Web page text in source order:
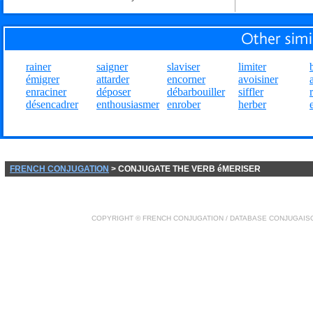
rainer
émigrer
enraciner
désencadrer
saigner
attarder
déposer
enthousiasmer
slaviser
encorner
débarbouiller
enrober
limiter
avoisiner
siffler
herber
FRENCH CONJUGATION > CONJUGATE THE VERB éMERISER
COPYRIGHT © FRENCH CONJUGATION / DATABASE